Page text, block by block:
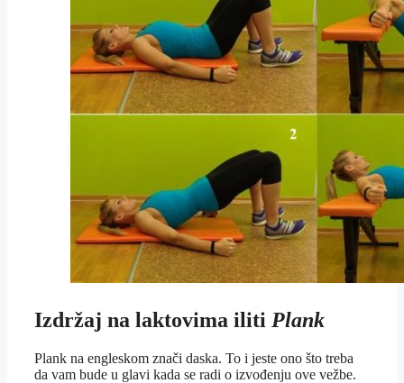
Izdržaj na laktovima iliti Plank
Plank na engleskom znači daska. To i jeste ono što treba
da vam bude u glavi kada se radi o izvođenju ove vežbe.